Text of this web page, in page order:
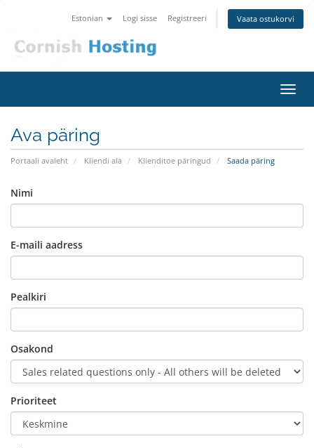
Estonian Logi sisse Registreeri Vaata ostukorvi
Ava päring
Portaali avaleht Kliendi ala Klienditoe päringud Saada päring
Nimi
E-maili aadress
Pealkiri
Osakond
Prioriteet